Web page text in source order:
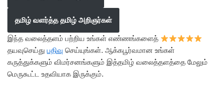
தமிழ் வளர்த்த தமிழ் அறிஞர்கள்
இந்த வலைத்தளம் பற்றிய உங்கள் எண்ணங்களைத்
தயவுசெய்து பதிவு செய்யுங்கள். ஆக்கபூர்வமான உங்கள்
கருத்துக்களும் விமர்சனங்களும் இத்தமிழ் வலைத்தளத்தை மேலும்
மெருகூட்ட உதவியாக இருக்கும்.